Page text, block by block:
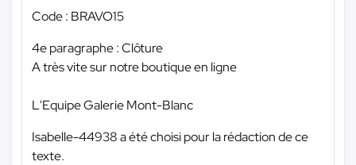
Code : BRAVO15
4e paragraphe : Clôture
A très vite sur notre boutique en ligne
L'Equipe Galerie Mont-Blanc
Isabelle-44938 a été choisi pour la rédaction de ce
texte.